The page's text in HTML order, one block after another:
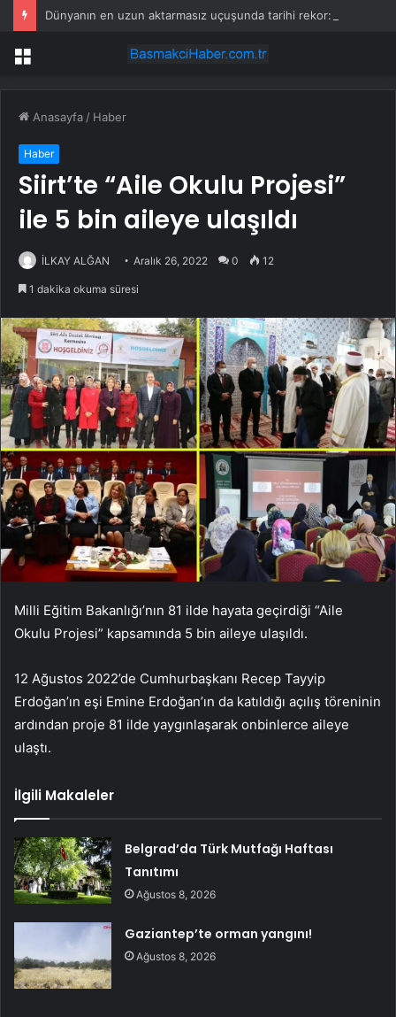
Menü
Anasayfa / Haber
Haber
Siirt’te “Aile Okulu Projesi”
ile 5 bin aileye ulaşıldı
İLKAY ALĞAN Aralık 26, 2022 0 12
1 dakika okuma süresi
Milli Eğitim Bakanlığı’nın 81 ilde hayata geçirdiği “Aile
Okulu Projesi” kapsamında 5 bin aileye ulaşıldı.
12 Ağustos 2022’de Cumhurbaşkanı Recep Tayyip
Erdoğan’ın eşi Emine Erdoğan’ın da katıldığı açılış töreninin
ardından proje 81 ilde yaygınlaşarak onbinlerce aileye
ulaştı.
İlgili Makaleler
Belgrad’da Türk Mutfağı Haftası
Tanıtımı
Ağustos 8, 2026
Gaziantep’te orman yangını!
Ağustos 8, 2026